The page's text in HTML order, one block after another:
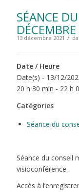
SÉANCE
13 décembre 2021 /
Date / Heure
Date(s) - 13/12/
20 h 30 min - 22 h
Catégories
Séance du
Séance du conseil
visioconférence.
Accès à